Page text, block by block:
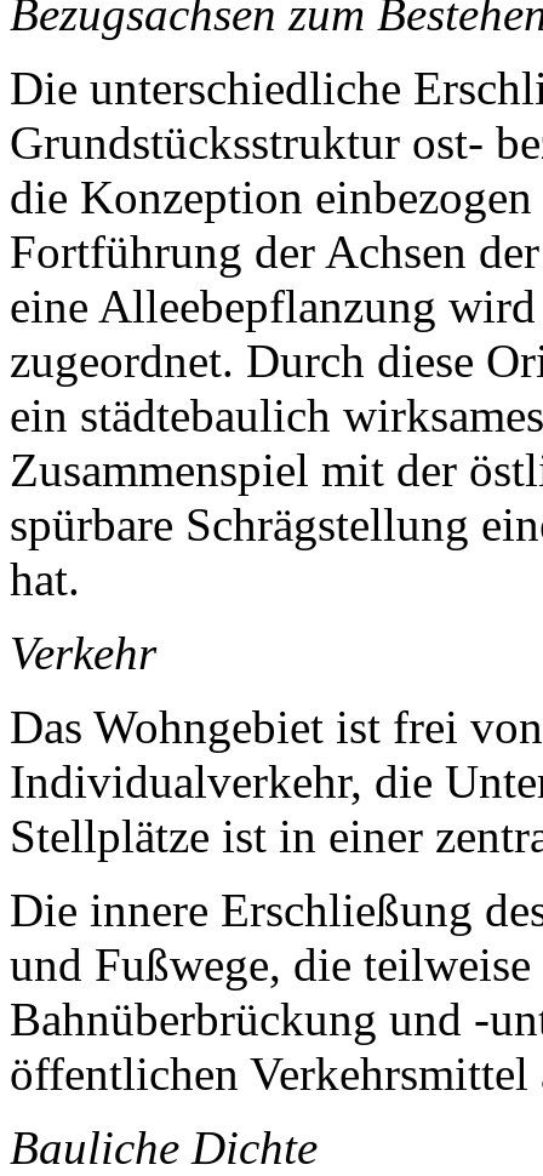
Bezugsachsen zum
Die unterschiedliche
Grundstücksstruktur ost-
die Konzeption
Fortführung der Achsen
eine Alleebepflanzung
zugeordnet. Durch diese
ein städtebaulich
Zusammenspiel mit der
spürbare Schrägstellung
hat.
Verkehr
Das Wohngebiet ist frei
Individualverkehr, die
Stellplätze ist in einer
Die innere Erschließung
und Fußwege, die
Bahnüberbrückung und -
öffentlichen Verkehrsmittel
Bauliche Dichte